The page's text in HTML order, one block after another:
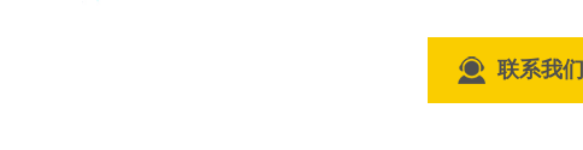
联系我们